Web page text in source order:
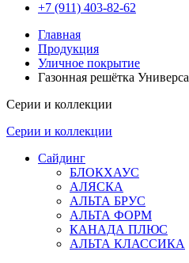
+7 (911) 403-82-62
Главная
Продукция
Уличное покрытие
Газонная решётка
Серии и коллекции
Серии и коллекции
Сайдинг
БЛОКХАУС
АЛЯСКА
АЛЬТА БРУС
АЛЬТА ФОРМ
КАНАДА ПЛЮС
АЛЬТА КЛАССИКА